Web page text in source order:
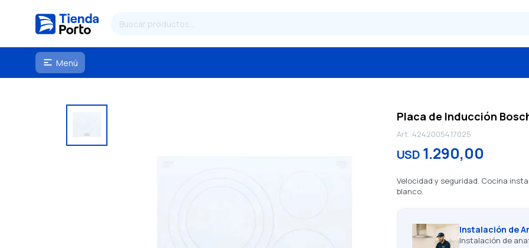
 Menú
Placa de Inducción
4242005417025
USD 1.290,00
Velocidad y seguridad. Cocina
blanco.
Instalación de
Instalación de